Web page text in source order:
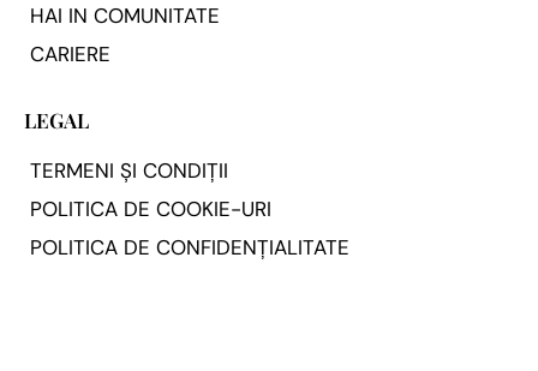
HAI IN COMUNITATE
CARIERE
LEGAL
TERMENI ȘI CONDIȚII
POLITICA DE COOKIE-URI
POLITICA DE CONFIDENȚIALITATE